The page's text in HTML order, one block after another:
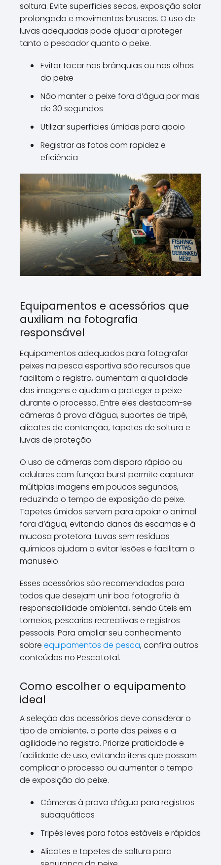
soltura. Evite superfícies secas, exposição solar
prolongada e movimentos bruscos. O uso de
luvas adequadas pode ajudar a proteger
tanto o pescador quanto o peixe.
Evitar tocar nas brânquias ou nos olhos
do peixe
Não manter o peixe fora d’água por mais
de 30 segundos
Utilizar superfícies úmidas para apoio
Registrar as fotos com rapidez e
eficiência
Equipamentos e acessórios que
auxiliam na fotografia
responsável
Equipamentos adequados para fotografar
peixes na pesca esportiva são recursos que
facilitam o registro, aumentam a qualidade
das imagens e ajudam a proteger o peixe
durante o processo. Entre eles destacam-se
câmeras à prova d’água, suportes de tripé,
alicates de contenção, tapetes de soltura e
luvas de proteção.
O uso de câmeras com disparo rápido ou
celulares com função burst permite capturar
múltiplas imagens em poucos segundos,
reduzindo o tempo de exposição do peixe.
Tapetes úmidos servem para apoiar o animal
fora d’água, evitando danos às escamas e à
mucosa protetora. Luvas sem resíduos
químicos ajudam a evitar lesões e facilitam o
manuseio.
Esses acessórios são recomendados para
todos que desejam unir boa fotografia à
responsabilidade ambiental, sendo úteis em
torneios, pescarias recreativas e registros
pessoais. Para ampliar seu conhecimento
sobre equipamentos de pesca, confira outros
conteúdos no Pescatotal.
Como escolher o equipamento
ideal
A seleção dos acessórios deve considerar o
tipo de ambiente, o porte dos peixes e a
agilidade no registro. Priorize praticidade e
facilidade de uso, evitando itens que possam
complicar o processo ou aumentar o tempo
de exposição do peixe.
Câmeras à prova d’água para registros
subaquáticos
Tripés leves para fotos estáveis e rápidas
Alicates e tapetes de soltura para